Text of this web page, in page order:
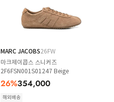
MARC JACOBS26FW
마크제이콥스 스니커즈
2F6FSN001S01247 Beige
26%354,000
해외배송